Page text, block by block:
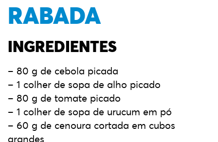
RABADA
INGREDIENTES
– 80 g de cebola picada
– 1 colher de sopa de alho picado
– 80 g de tomate picado
– 1 colher de sopa de urucum em pó
– 60 g de cenoura cortada em cubos
grandes